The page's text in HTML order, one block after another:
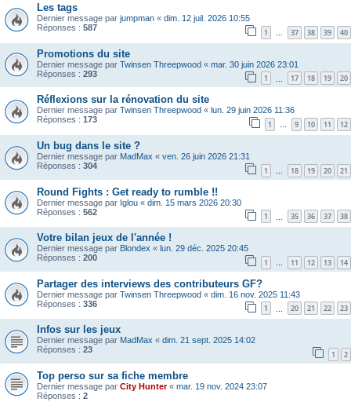
Les tags
Dernier message par jumpman « dim. 12 juil. 2026 10:55
Réponses : 587 1 … 37 38 39 40
Promotions du site
Dernier message par Twinsen Threepwood « mar. 30 juin 2026 23:01
Réponses : 293 1 17 18 19 20
Réflexions sur la rénovation du site
Dernier message par Twinsen Threepwood « lun. 29 juin 2026 11:36
Réponses : 173 1 … 9 10 11 12
Un bug dans le site ?
Dernier message par MadMax « ven. 26 juin 2026 21:31
Réponses : 304 1 18 19 20 21
Round Fights : Get ready to rumble !!
Dernier message par Iglou « dim. 15 mars 2026 20:30
Réponses : 562 1 35 36 37 38
Votre bilan jeux de l'année !
Dernier message par Blondex « lun. 29 déc. 2025 20:45
Réponses : 200 1 … 11 12 13 14
Partager des interviews des contributeurs GF?
Dernier message par Twinsen Threepwood « dim. 16 nov. 2025 11:43
Réponses : 336 1 20 21 22 23
Infos sur les jeux
Dernier message par MadMax « dim. 21 sept. 2025 14:02
Réponses : 23 1 2
Top perso sur sa fiche membre
Dernier message par City Hunter« mar. 19 nov. 2024 23:07
Réponses : 2